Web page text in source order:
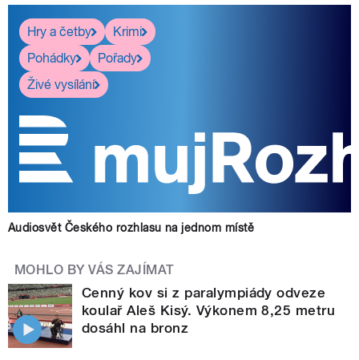
Hry a četby
Krimi
Pohádky
Pořady
Živé vysílání
Audiosvět Českého rozhlasu na jednom místě
MOHLO BY VÁS ZAJÍMAT
Cenný kov si z paralympiády odveze
koulař Aleš Kisý. Výkonem 8,25 metru
dosáhl na bronz